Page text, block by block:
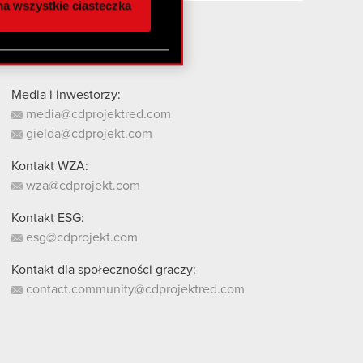
innymi danymi
z naszej witryny,
wszystkie ciasteczka
Media i inwestorzy:
media@cdprojektred.com
gielda@cdprojekt.com
Kontakt WZA:
wza@cdprojekt.com
Kontakt ESG:
esg@cdprojekt.com
Kontakt dla społeczności graczy:
contact.community@cdprojektred.com